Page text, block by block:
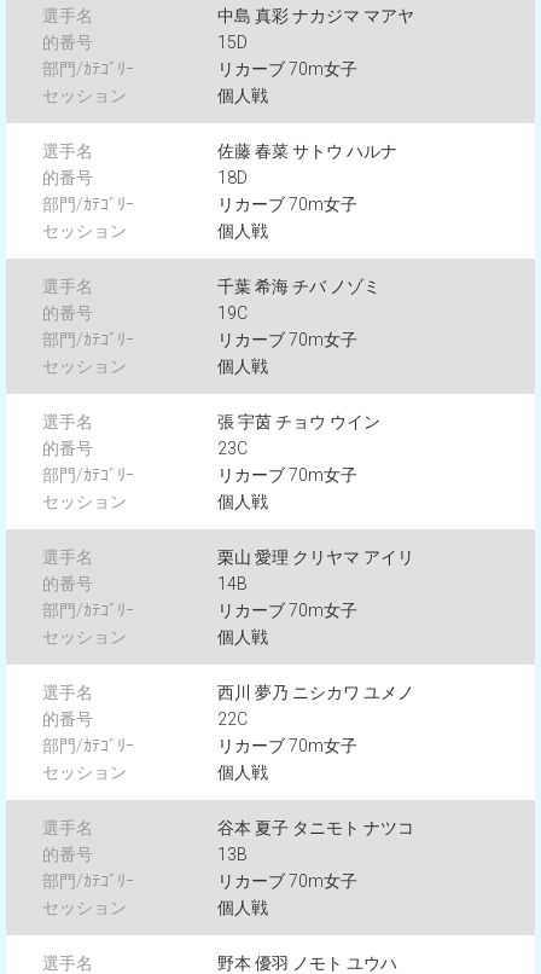
中島 真彩 ナカジマ マアヤ
15D
リカーブ 70m女子
個人戦
佐藤 春菜 サトウ ハルナ
18D
リカーブ 70m女子
個人戦
千葉 希海 チバ ノゾミ
19C
リカーブ 70m女子
個人戦
張 宇茵 チョウ ウイン
23C
リカーブ 70m女子
個人戦
栗山 愛理 クリヤマ アイリ
14B
リカーブ 70m女子
個人戦
西川 夢乃 ニシカワ ユメノ
22C
リカーブ 70m女子
個人戦
谷本 夏子 タニモト ナツコ
13B
リカーブ 70m女子
個人戦
野本 優羽 ノモト ユウハ